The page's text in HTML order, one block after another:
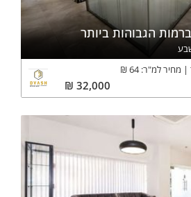
הגבוהות ביותר
מחיר למ"ר:64
₪
32,000
₪